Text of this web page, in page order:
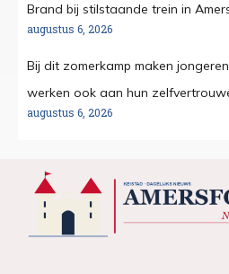
Brand bij stilstaande trein in
augustus 6, 2026
Bij dit zomerkamp maken
werken ook aan hun
augustus 6, 2026